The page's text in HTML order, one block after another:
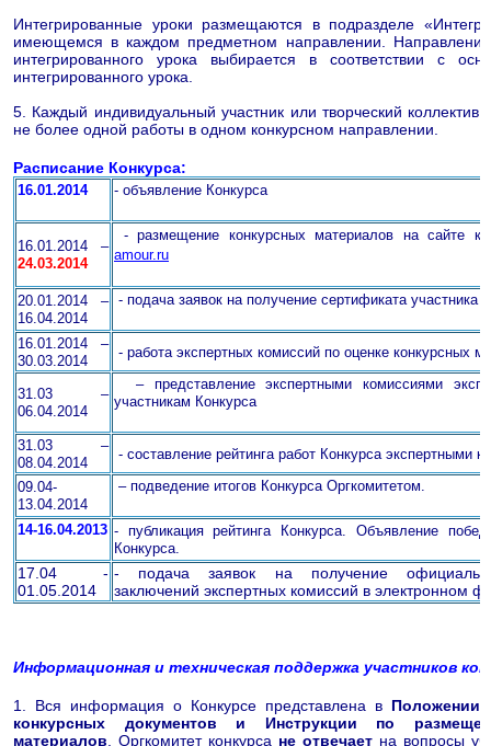
Интегрированные уроки размещаются в подразделе
имеющемся в каждом предметном направлении.
интегрированного урока выбирается в соответствии с
интегрированного урока.
5. Каждый индивидуальный участник или творческий коллектив
не более одной работы в одном конкурсном направлении.
Расписание Конкурса:
16.01.2014 - объявление Конкурса
16.01.2014 –
24.03.2014
- размещение конкурсных материалов на сайте
amour.ru
20.01.2014 –
16.04.2014
- подача заявок на получение сертификата участника
16.01.2014 –
30.03.2014
- работа экспертных комиссий по оценке конкурсных
31.03 –
06.04.2014
– представление экспертными комиссиями
участникам Конкурса
31.03 –
08.04.2014
- составление рейтинга работ Конкурса экспертными
09.04-
13.04.2014
– подведение итогов Конкурса Оргкомитетом.
14-16.04.2013 - публикация рейтинга Конкурса. Объявление
Конкурса.
17.04 -
01.05.2014
- подача заявок на получение
заключений экспертных комиссий в электронном
Информационная и техническая поддержка участников
1. Вся информация о Конкурсе представлена в Положении
конкурсных документов и Инструкции по
материалов . Оргкомитет конкурса не отвечает на вопросы